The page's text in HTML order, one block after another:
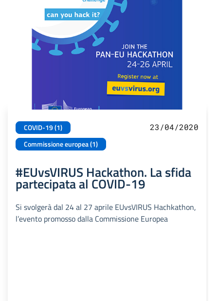
COVID-19 (1)
Commissione europea (1)
23/04/2020
#EUvsVIRUS Hackathon. La sfida
partecipata al COVID-19
Si svolgerà dal 24 al 27 aprile EUvsVIRUS Hachkathon,
l’evento promosso dalla Commissione Europea